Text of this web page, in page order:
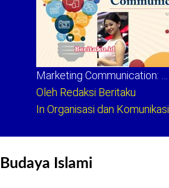
Marketing Communication: …
Oleh Redaksi Beritaku
In Organisasi dan Komunikasi
Budaya Islami